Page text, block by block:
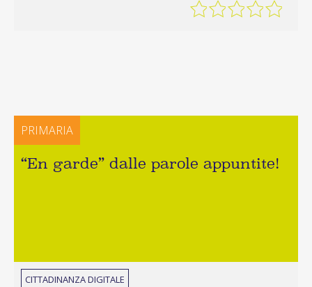
PRIMARIA
“En garde” dalle parole appuntite!
CITTADINANZA DIGITALE